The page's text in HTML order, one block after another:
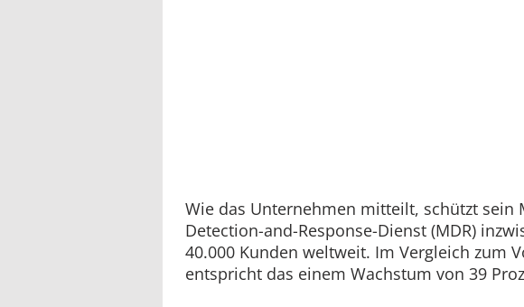
Wie das Unternehmen mitteilt, schützt sein
Detection-and-Response-Dienst (MDR)
40.000 Kunden weltweit. Im Vergleich zum
entspricht das einem Wachstum von 39